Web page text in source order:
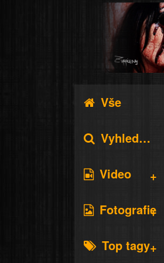
Vše
Vyhledávání
Video
Fotografie
Top tagy